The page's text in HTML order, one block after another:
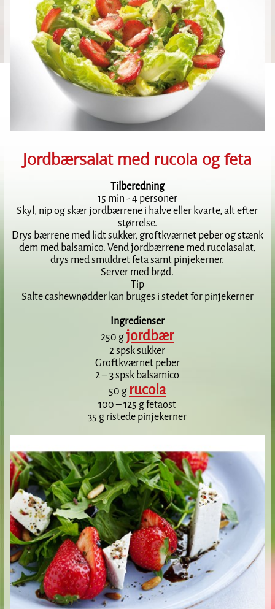
Jordbærsalat med rucola og feta
Tilberedning
15 min - 4 personer
Skyl, nip og skær jordbærrene i halve eller kvarte, alt efter
størrelse.
Drys bærrene med lidt sukker, groftkværnet peber og stænk
dem med balsamico. Vend jordbærrene med rucolasalat,
drys med smuldret feta samt pinjekerner.
Server med brød.
Tip
Salte cashewnødder kan bruges i stedet for pinjekerner
Ingredienser
250 gjordbær
2 spsk sukker
Groftkværnet peber
2 – 3 spsk balsamico
50 g rucola
100 – 125 g fetaost
35 g ristede pinjekerner